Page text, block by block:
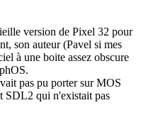
version de Pixel 32 pour
son auteur (Pavel si mes
à une boite assez obscure
pas pu porter sur MOS
SDL2 qui n'existait pas